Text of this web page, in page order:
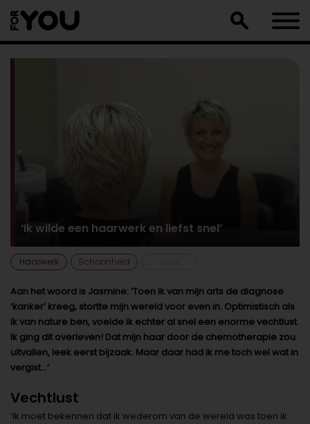
naar
artikel
‘Ik wilde een haarwerk en liefst snel’
Haarwerk Schoonheid
Aan het woord is Jasmine: ‘Toen ik van mijn arts de diagnose
‘kanker’ kreeg, stortte mijn wereld voor even in. Optimistisch als
ik van nature ben, voelde ik echter al snel een enorme vechtlust.
Ik ging dit overleven! Dat mijn haar door de chemotherapie zou
uitvallen, leek eerst bijzaak. Maar daar had ik me toch wel wat in
vergist…’
Vechtlust
‘Ik moet bekennen dat ik wederom van de wereld was toen ik